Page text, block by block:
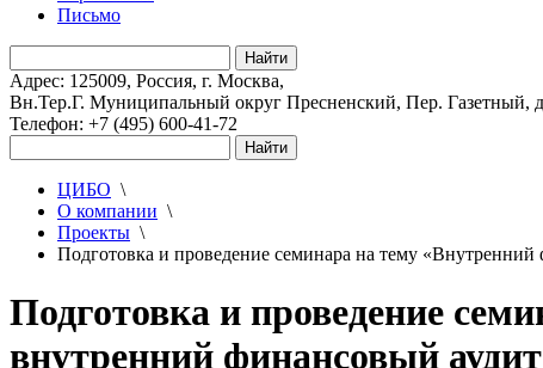
Письмо
Адрес: 125009, Россия, г. Москва,
Вн.Тер.Г. Муниципальный округ Пресненский, Пер. Газетный,
Телефон: +7 (495) 600-41-72
ЦИБО \
О компании \
Проекты \
Подготовка и проведение семинара на тему
Подготовка и проведение
внутренний финансовый